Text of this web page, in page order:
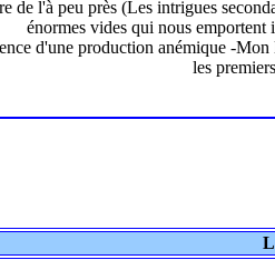
de l'à peu près (Les intrigues
énormes vides qui nous
d'une production anémique -
les